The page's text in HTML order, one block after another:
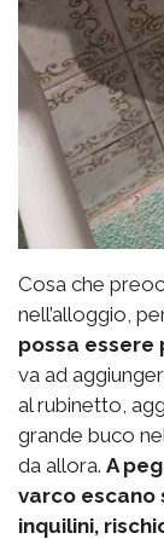
Cosa che
nell’alloggio,
possa essere
va ad
al rubinetto,
grande buco
da allora. A
varco
inquilini,